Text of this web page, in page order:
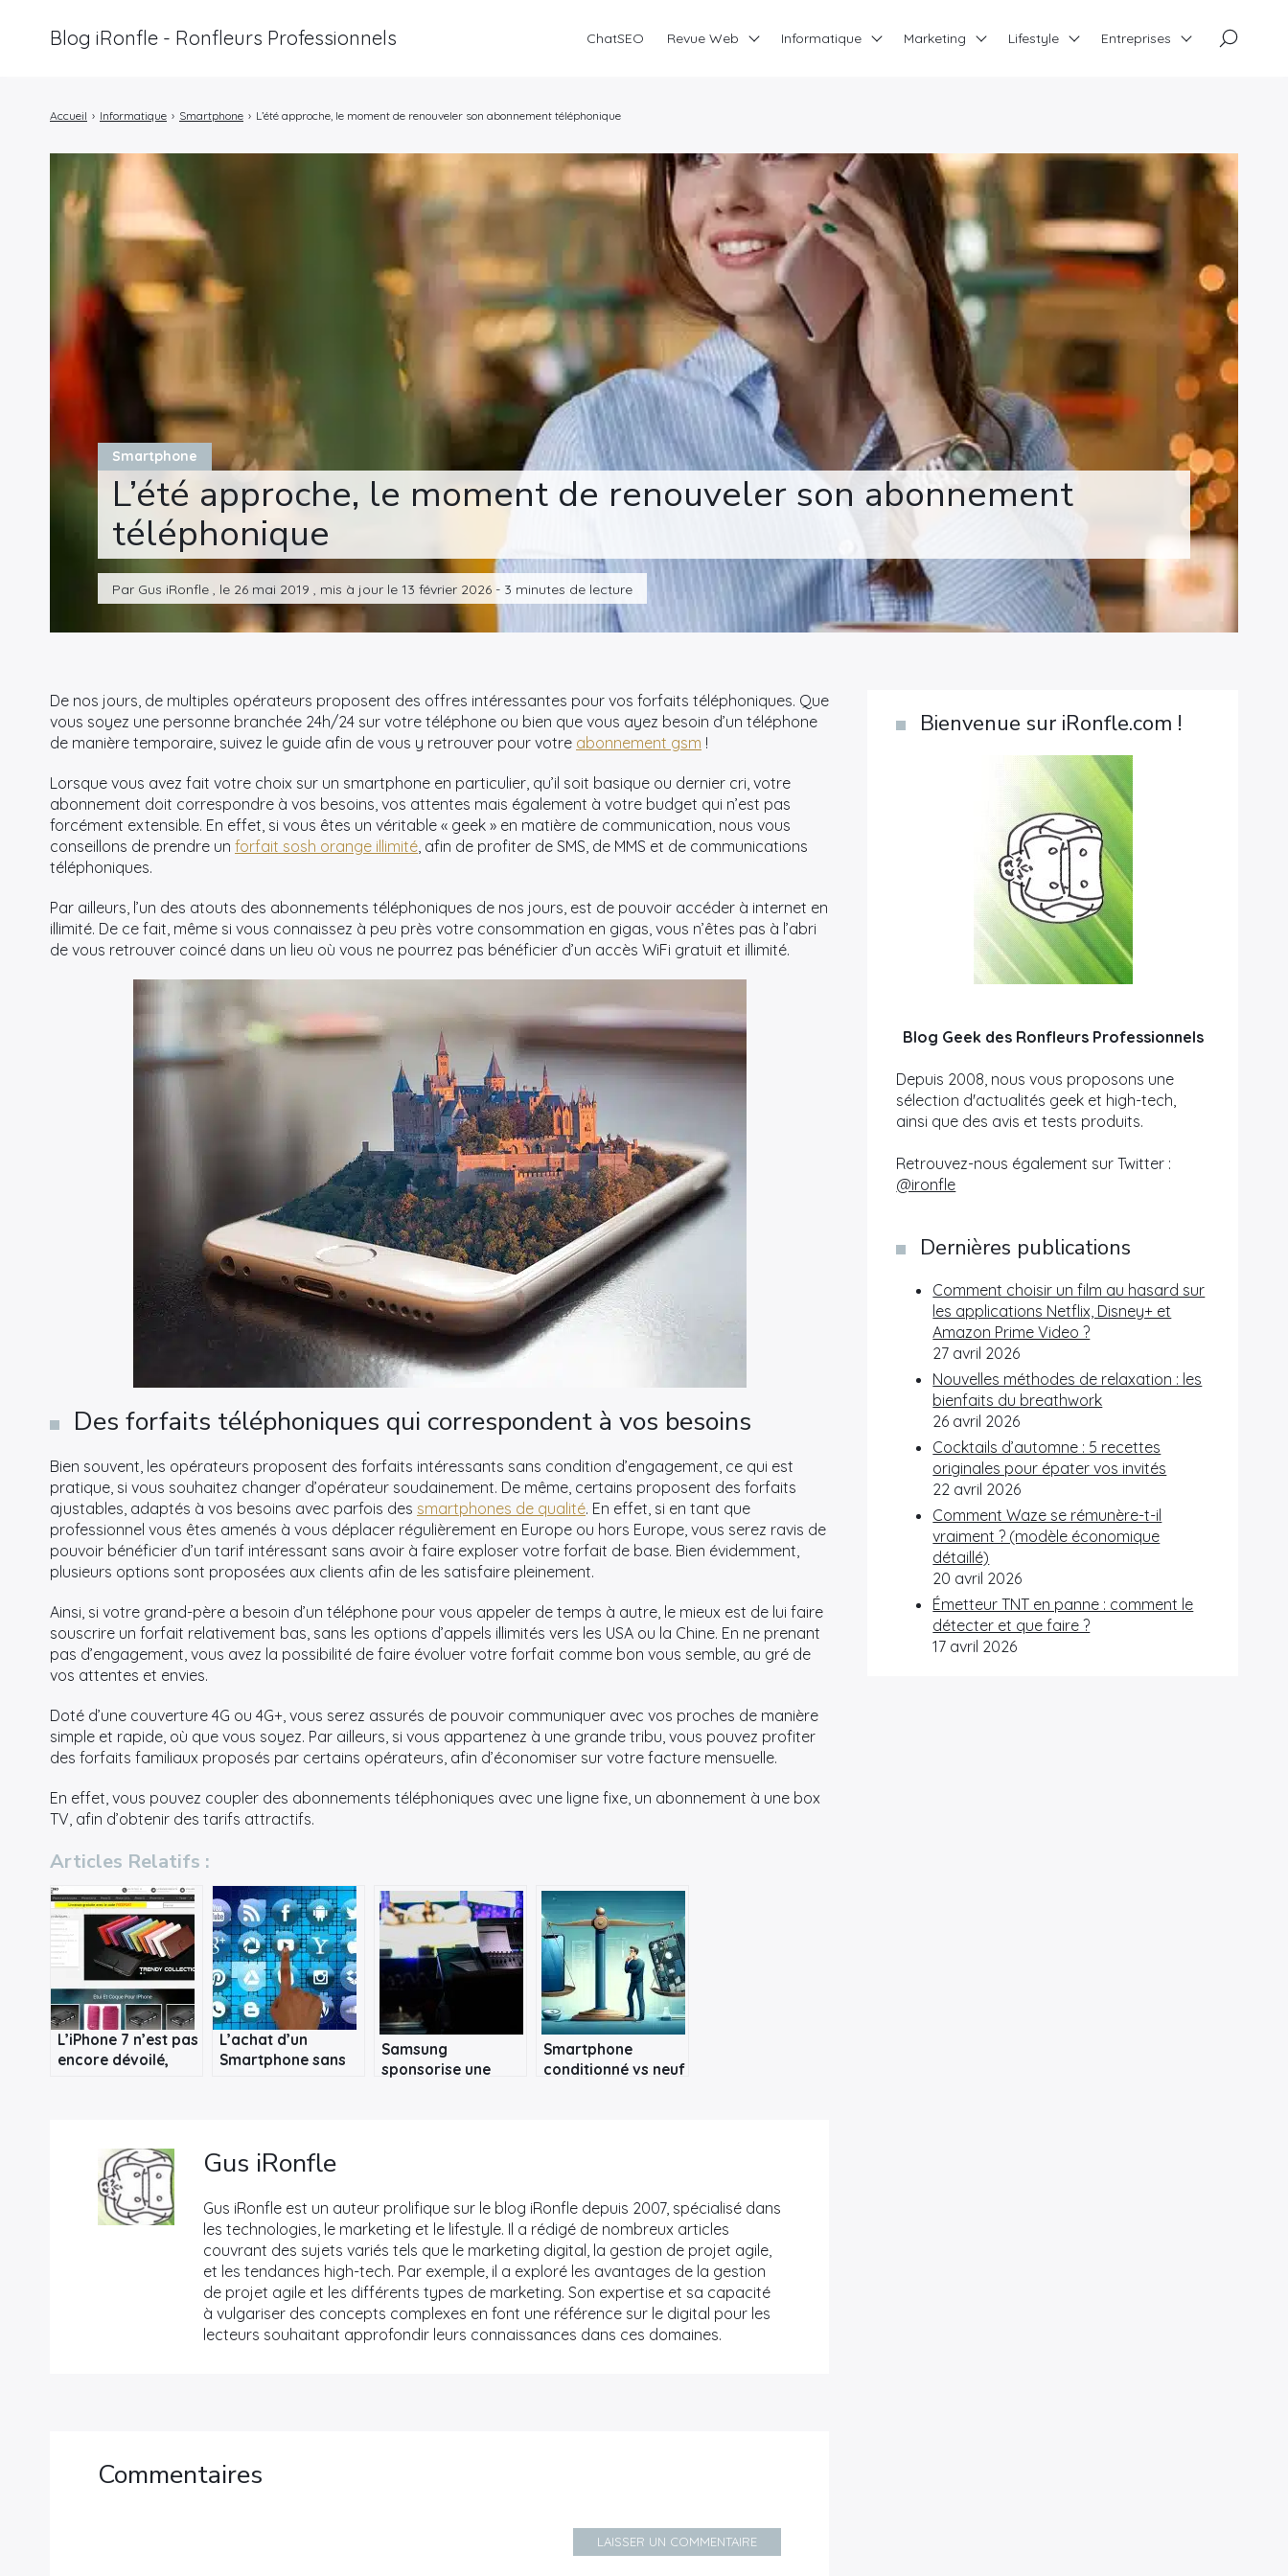
Smartphone
L’été approche, le moment de renouveler son abonnement
téléphonique
Par Gus iRonfle , le 26 mai 2019 , mis à jour le 13 février 2026 - 3 minutes de lecture
Accueil › Informatique › Smartphone › L’été approche, le moment de renouveler son abonnement téléphonique
De nos jours, de multiples opérateurs proposent des offres intéressantes pour vos forfaits téléphoniques. Que
vous soyez une personne branchée 24h/24 sur votre téléphone ou bien que vous ayez besoin d’un téléphone
de manière temporaire, suivez le guide afin de vous y retrouver pour votre abonnement gsm !
Lorsque vous avez fait votre choix sur un smartphone en particulier, qu’il soit basique ou dernier cri, votre
abonnement doit correspondre à vos besoins, vos attentes mais également à votre budget qui n’est pas
forcément extensible. En effet, si vous êtes un véritable « geek » en matière de communication, nous vous
conseillons de prendre un forfait sosh orange illimité, afin de profiter de SMS, de MMS et de communications
téléphoniques.
Par ailleurs, l’un des atouts des abonnements téléphoniques de nos jours, est de pouvoir accéder à internet en
illimité. De ce fait, même si vous connaissez à peu près votre consommation en gigas, vous n’êtes pas à l’abri
de vous retrouver coincé dans un lieu où vous ne pourrez pas bénéficier d’un accès WiFi gratuit et illimité.
Des forfaits téléphoniques qui correspondent à vos besoins
Bien souvent, les opérateurs proposent des forfaits intéressants sans condition d’engagement, ce qui est
pratique, si vous souhaitez changer d’opérateur soudainement. De même, certains proposent des forfaits
ajustables, adaptés à vos besoins avec parfois des smartphones de qualité. En effet, si en tant que
professionnel vous êtes amenés à vous déplacer régulièrement en Europe ou hors Europe, vous serez ravis de
pouvoir bénéficier d’un tarif intéressant sans avoir à faire exploser votre forfait de base. Bien évidemment,
plusieurs options sont proposées aux clients afin de les satisfaire pleinement.
Ainsi, si votre grand-père a besoin d’un téléphone pour vous appeler de temps à autre, le mieux est de lui faire
souscrire un forfait relativement bas, sans les options d’appels illimités vers les USA ou la Chine. En ne prenant
pas d’engagement, vous avez la possibilité de faire évoluer votre forfait comme bon vous semble, au gré de
vos attentes et envies.
Doté d’une couverture 4G ou 4G+, vous serez assurés de pouvoir communiquer avec vos proches de manière
simple et rapide, où que vous soyez. Par ailleurs, si vous appartenez à une grande tribu, vous pouvez profiter
des forfaits familiaux proposés par certains opérateurs, afin d’économiser sur votre facture mensuelle.
En effet, vous pouvez coupler des abonnements téléphoniques avec une ligne fixe, un abonnement à une box
TV, afin d’obtenir des tarifs attractifs.
Articles Relatifs :
L’iPhone 7 n’est pas
encore dévoilé,
L’achat d’un
Smartphone sans
Samsung
sponsorise une
Smartphone
conditionné vs neuf
Gus iRonfle
Gus iRonfle est un auteur prolifique sur le blog iRonfle depuis 2007, spécialisé dans
les technologies, le marketing et le lifestyle. Il a rédigé de nombreux articles
couvrant des sujets variés tels que le marketing digital, la gestion de projet agile,
et les tendances high-tech. Par exemple, il a exploré les avantages de la gestion
de projet agile et les différents types de marketing. Son expertise et sa capacité
à vulgariser des concepts complexes en font une référence sur le digital pour les
lecteurs souhaitant approfondir leurs connaissances dans ces domaines.
Commentaires
LAISSER UN COMMENTAIRE
Bienvenue sur iRonfle.com !
Blog Geek des Ronfleurs Professionnels
Depuis 2008, nous vous proposons une
sélection d'actualités geek et high-tech,
ainsi que des avis et tests produits.
Retrouvez-nous également sur Twitter :
@ironfle
Dernières publications
Comment choisir un film au hasard sur
les applications Netflix, Disney+ et
Amazon Prime Video ?
27 avril 2026
Nouvelles méthodes de relaxation : les
bienfaits du breathwork
26 avril 2026
Cocktails d’automne : 5 recettes
originales pour épater vos invités
22 avril 2026
Comment Waze se rémunère-t-il
vraiment ? (modèle économique
détaillé)
20 avril 2026
Émetteur TNT en panne : comment le
détecter et que faire ?
17 avril 2026
Blog iRonfle - Ronfleurs Professionnels ChatSEO Revue Web Informatique Marketing Lifestyle Entreprises